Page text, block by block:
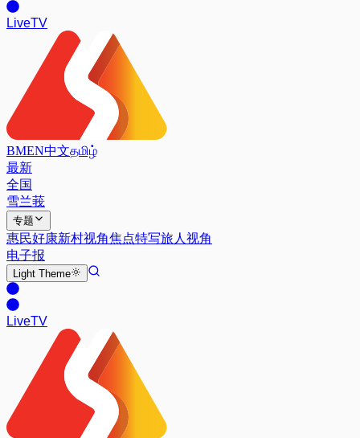
LiveTV
BMEN中文தமிழ்
最新
全国
雪兰莪
专题
惠民好康新村视角焦点特写旅人视角
电子报
Light Theme
LiveTV